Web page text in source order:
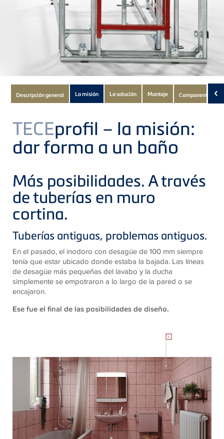
Subnavigation
of
current
Product
Descripción general La misión La solución Montaje Componentes ‹
TECEprofil – la misión:
dar forma a un baño
Más posibilidades. A través
de tuberías en muro
cortina.
Tuberías antiguas, problemas antiguos.
En el pasado, el inodoro con desagüe de 100 mm siempre
tenía que estar ubicado donde estaba la bajada. Las líneas
de desagüe más pequeñas del lavabo y la ducha
simplemente se empotraron a lo largo de la pared o se
encajaron.
Ese fue el final de las posibilidades de diseño.